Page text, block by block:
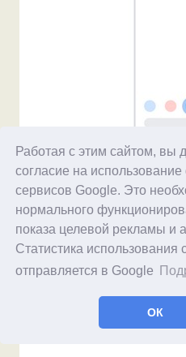
Работая с этим сайтом, вы
согласие на
сервисов Google. Это
нормального
показа целевой рекламы и
Статистика использования
отправляется в Google
ОК